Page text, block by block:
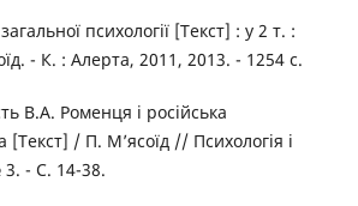
психології [Текст] : у 2 т. :
- К. : Алерта, 2011, 2013. - 1254 с.
В.А. Роменця і російська
[Текст] / П. М’ясоїд // Психологія і
- С. 14-38.